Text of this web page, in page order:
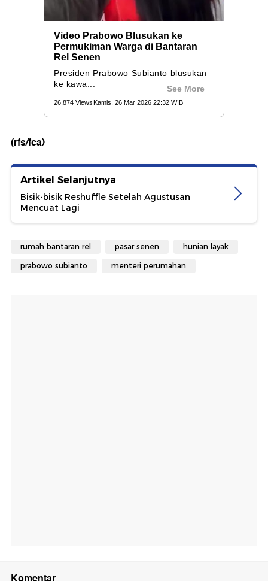
(rfs/fca)
Artikel Selanjutnya
Bisik-bisik Reshuffle Setelah Agustusan
Mencuat Lagi
rumah bantaran rel pasar senen hunian layak
prabowo subianto menteri perumahan